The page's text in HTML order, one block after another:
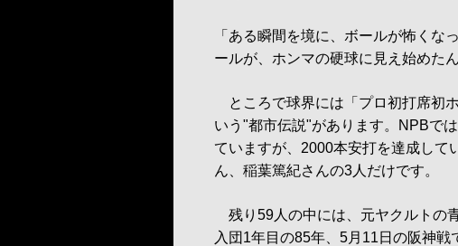
「ある瞬間を境に、ボールが怖くな
ールが、ホンマの硬球に見え始めたん
ところで球界には「プロ初打席初
いう"都市伝説"があります。NPBで
ていますが、2000本安打を達成して
ん、稲葉篤紀さんの3人だけです。
残り59人の中には、元ヤクルトの
入団1年目の85年、5月11日の阪神